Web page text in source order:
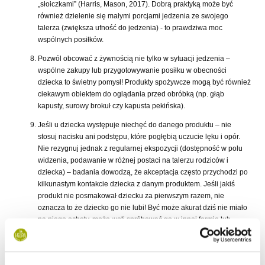
„słoiczkami” (Harris, Mason, 2017). Dobrą praktyką może być
również dzielenie się małymi porcjami jedzenia ze swojego
talerza (zwiększa ufność do jedzenia) - to prawdziwa moc
wspólnych posiłków.
Pozwól obcować z żywnością nie tylko w sytuacji jedzenia –
wspólne zakupy lub przygotowywanie posiłku w obecności
dziecka to świetny pomysł! Produkty spożywcze mogą być również
ciekawym obiektem do oglądania przed obróbką (np. głąb
kapusty, surowy brokuł czy kapusta pekińska).
Jeśli u dziecka występuje niechęć do danego produktu – nie
stosuj nacisku ani podstępu, które pogłębią uczucie lęku i opór.
Nie rezygnuj jednak z regularnej ekspozycji (dostępność w polu
widzenia, podawanie w różnej postaci na talerzu rodziców i
dziecka) – badania dowodzą, że akceptacja często przychodzi po
kilkunastym kontakcie dziecka z danym produktem. Jeśli jakiś
produkt nie posmakował dziecku za pierwszym razem, nie
oznacza to że dziecko go nie lubi! Być może akurat dziś nie miało
na niego ochoty, może woli spróbować go w innej formie lub
połączeniu smakowym. A może za pierwszym razem był zbyt
„przerażający”, aby go spróbować – pozwól dziecku najpierw